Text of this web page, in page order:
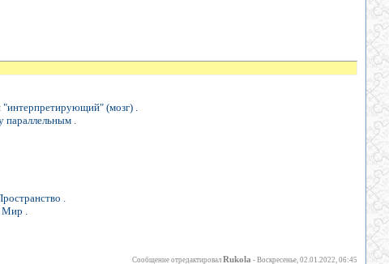
"интерпретирующий" (мозг) .
параллельным .
.
Мир .
Сообщение отредактировалRukola -Воскресенье, 02.01.2022, 06:45